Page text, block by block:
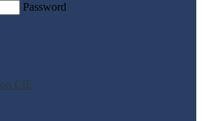
Password
CIE